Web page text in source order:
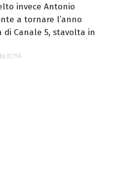
invece Antonio
a tornare l’anno
Canale 5, stavolta in